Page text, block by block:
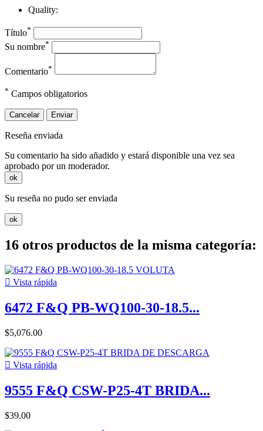
Quality:
Título*
Su nombre*
Comentario*
* Campos obligatorios
Cancelar Enviar
Reseña enviada
Su comentario ha sido añadido y estará disponible una vez sea
aprobado por un moderador.
ok
Su reseña no pudo ser enviada
ok
16 otros productos de la misma categoría:
 Vista rápida
6472 F&Q PB-WQ100-30-18.5...
$5,076.00
 Vista rápida
9555 F&Q CSW-P25-4T BRIDA...
$39.00